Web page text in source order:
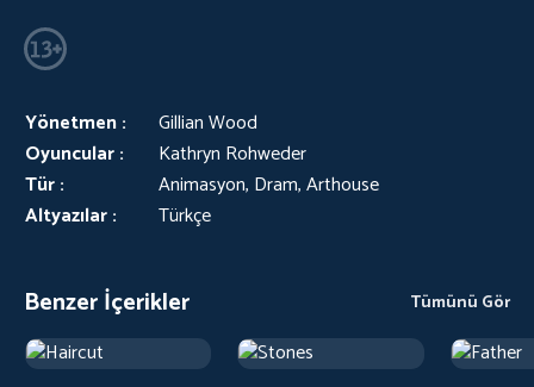
Yönetmen :
Gillian Wood
Oyuncular :
Kathryn Rohweder
Tür :
Animasyon, Dram, Arthouse
Altyazılar :
Türkçe
Benzer İçerikler Tümünü Gör